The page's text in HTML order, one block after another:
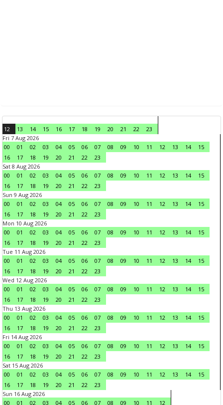
12 13 14 15 16 17 18 19 20 21 22
23
Fri 7 Aug 2026
00
01 02 03 04 05 06 07 08 09 10 11 12 13 14
15
16
17 18 19 20 21 22
23
Sat 8 Aug 2026
00
01 02 03 04 05 06 07 08 09 10 11 12 13 14
15
16
17 18 19 20 21 22
23
Sun 9 Aug 2026
00
01 02 03 04 05 06 07 08 09 10 11 12 13 14
15
16
17 18 19 20 21 22
23
Mon 10 Aug 2026
00
01 02 03 04 05 06 07 08 09 10 11 12 13 14
15
16
17 18 19 20 21 22
23
Tue 11 Aug 2026
00
01 02 03 04 05 06 07 08 09 10 11 12 13 14
15
16
17 18 19 20 21 22
23
Wed 12 Aug 2026
00
01 02 03 04 05 06 07 08 09 10 11 12 13 14
15
16
17 18 19 20 21 22
23
Thu 13 Aug 2026
00
01 02 03 04 05 06 07 08 09 10 11 12 13 14
15
16
17 18 19 20 21 22
23
Fri 14 Aug 2026
00
01 02 03 04 05 06 07 08 09 10 11 12 13 14
15
16
17 18 19 20 21 22
23
Sat 15 Aug 2026
00
01 02 03 04 05 06 07 08 09 10 11 12 13 14
15
16
17 18 19 20 21 22
23
Sun 16 Aug 2026
00
01 02 03 04 05 06 07 08 09 10 11 12